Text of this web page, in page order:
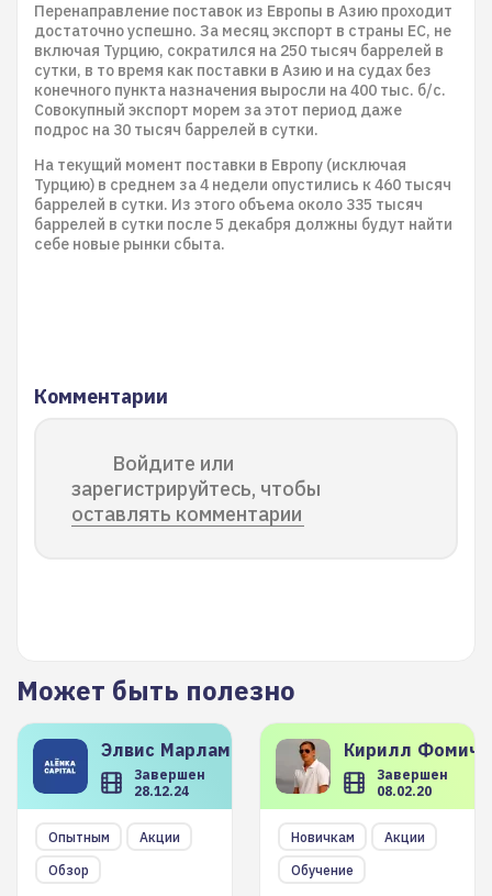
Перенаправление поставок из Европы в Азию проходит
достаточно успешно. За месяц экспорт в страны ЕС, не
включая Турцию, сократился на 250 тысяч баррелей в
сутки, в то время как поставки в Азию и на судах без
конечного пункта назначения выросли на 400 тыс. б/с.
Совокупный экспорт морем за этот период даже
подрос на 30 тысяч баррелей в сутки.
На текущий момент поставки в Европу (исключая
Турцию) в среднем за 4 недели опустились к 460 тысяч
баррелей в сутки. Из этого объема около 335 тысяч
баррелей в сутки после 5 декабря должны будут найти
себе новые рынки сбыта.
Комментарии
Войдите или
зарегистрируйтесь, чтобы
оставлять комментарии
Может быть полезно
Элвис Марламов
Завершен
28.12.24
Опытным
Акции
Обзор
Кирилл
Завершен
08.02.20
Новичкам
Акции
Обучение